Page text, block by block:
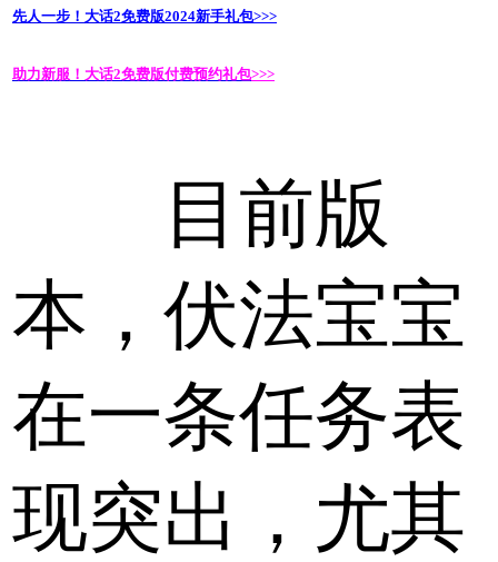
先人一步！大话2免费版2024新手礼包>>>
助力新服！大话2免费版付费预约礼包>>>
目前版
本，伏法宝宝
在一条任务表
现突出，尤其